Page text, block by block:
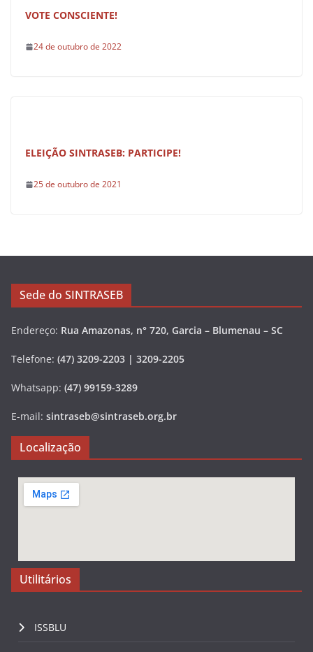
VOTE CONSCIENTE!
24 de outubro de 2022
ELEIÇÃO SINTRASEB: PARTICIPE!
25 de outubro de 2021
Sede do SINTRASEB
Endereço: Rua Amazonas, n° 720, Garcia – Blumenau – SC
Telefone: (47) 3209-2203 | 3209-2205
Whatsapp: (47) 99159-3289
E-mail: sintraseb@sintraseb.org.br
Localização
Utilitários
ISSBLU